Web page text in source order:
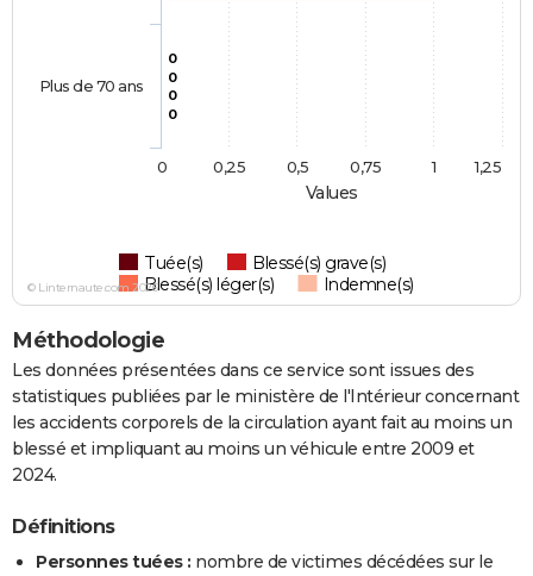
Values
0
0
0
0
Tuée(s)
Blessé(s) grave(s)
Blessé(s) léger(s)
Indemne(s)
Plus de 70 ans
0 1
0,25 0,5 0,75 1,25
© Linternaute.com 2026
Méthodologie
Les données présentées dans ce service sont issues des
statistiques publiées par le ministère de l'Intérieur concernant
les accidents corporels de la circulation ayant fait au moins un
blessé et impliquant au moins un véhicule entre 2009 et
2024.
Définitions
Personnes tuées : nombre de victimes décédées sur le